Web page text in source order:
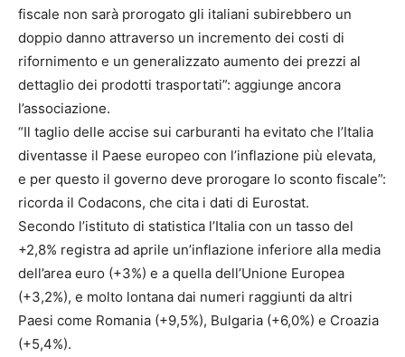
fiscale non sarà prorogato gli italiani subirebbero un
doppio danno attraverso un incremento dei costi di
rifornimento e un generalizzato aumento dei prezzi al
dettaglio dei prodotti trasportati”: aggiunge ancora
l’associazione.
“Il taglio delle accise sui carburanti ha evitato che l’Italia
diventasse il Paese europeo con l’inflazione più elevata,
e per questo il governo deve prorogare lo sconto fiscale”:
ricorda il Codacons, che cita i dati di Eurostat.
Secondo l’istituto di statistica l’Italia con un tasso del
+2,8% registra ad aprile un’inflazione inferiore alla media
dell’area euro (+3%) e a quella dell’Unione Europea
(+3,2%), e molto lontana dai numeri raggiunti da altri
Paesi come Romania (+9,5%), Bulgaria (+6,0%) e Croazia
(+5,4%).